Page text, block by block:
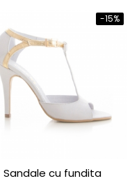
-15%
Sandale cu fundita